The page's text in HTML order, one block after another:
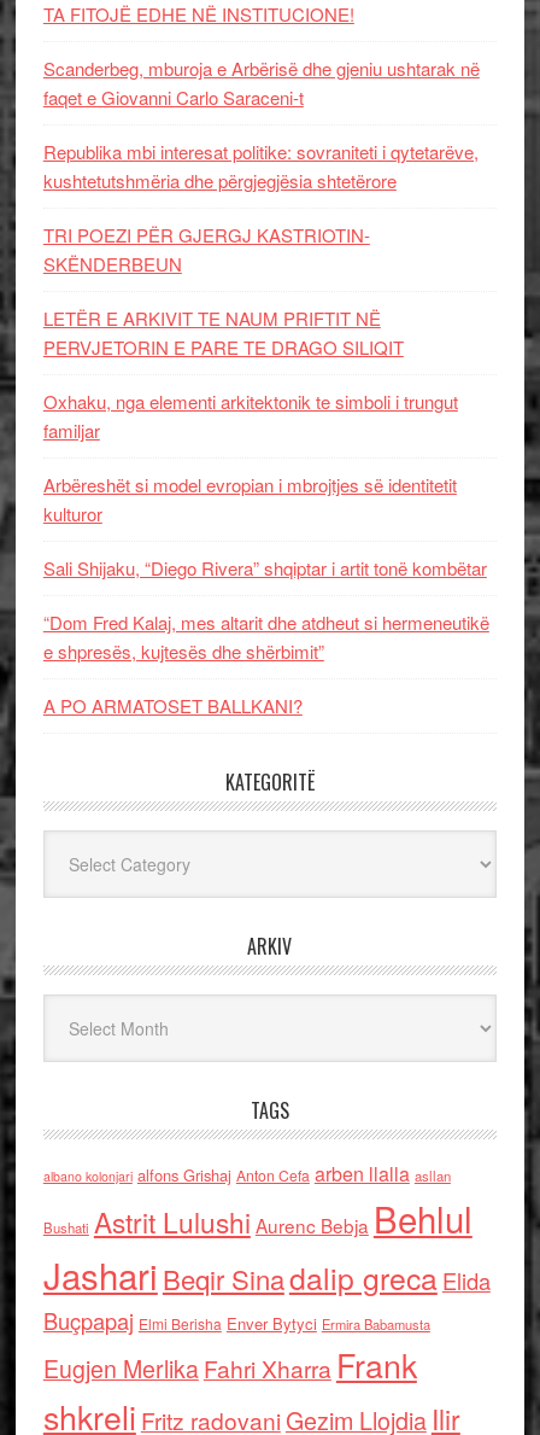
TA FITOJË EDHE NË INSTITUCIONE!
Scanderbeg, mburoja e Arbërisë dhe gjeniu ushtarak në
faqet e Giovanni Carlo Saraceni-t
Republika mbi interesat politike: sovraniteti i qytetarëve,
kushtetutshmëria dhe përgjegjësia shtetërore
TRI POEZI PËR GJERGJ KASTRIOTIN-
SKËNDERBEUN
LETËR E ARKIVIT TE NAUM PRIFTIT NË
PERVJETORIN E PARE TE DRAGO SILIQIT
Oxhaku, nga elementi arkitektonik te simboli i trungut
familjar
Arbëreshët si model evropian i mbrojtjes së identitetit
kulturor
Sali Shijaku, “Diego Rivera” shqiptar i artit tonë kombëtar
“Dom Fred Kalaj, mes altarit dhe atdheut si hermeneutikë
e shpresës, kujtesës dhe shërbimit”
A PO ARMATOSET BALLKANI?
KATEGORITË
ARKIV
TAGS
albano kolonjari alfons Grishaj Anton Cefa arben llalla asllan
Bushati Astrit Lulushi Aurenc Bebja Behlul
Jashari Beqir Sinadalip grecaElida
Buçpapaj Elmi Berisha Enver Bytyci Ermira Babamusta
Eugjen MerlikaFahri Xharra Frank
shkreli Fritz radovaniGezim Llojdia Ilir